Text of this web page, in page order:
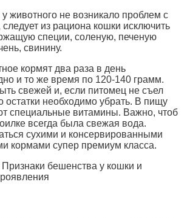
животного не возникало проблем с
из рациона кошки исключить
специи, соленую, печеную
свинину.
кормят два раза в день
и то же время по 120-140 грамм.
свежей и, если питомец не съел
остатки необходимо убрать. В пищу
специальные витамины. Важно, чтоб
всегда была свежая вода.
сухими и консервированными
кормами супер премиум класса.
бешенства у кошки и